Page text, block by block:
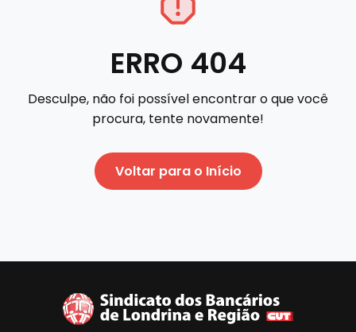
ERRO 404
Desculpe, não foi possível encontrar o que você
procura, tente novamente!
Voltar para o Início